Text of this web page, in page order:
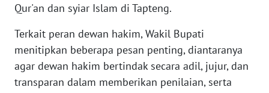
Qur'an dan syiar Islam di Tapteng.
Terkait peran dewan hakim, Wakil Bupati
menitipkan beberapa pesan penting, diantaranya
agar dewan hakim bertindak secara adil, jujur, dan
transparan dalam memberikan penilaian, serta
WN
SUMSEL
BENGKULU